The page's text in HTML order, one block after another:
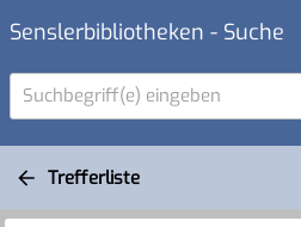
Senslerbibliotheken - Suche
Suchbegriff(e) eingeben
Trefferliste